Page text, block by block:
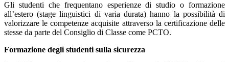
Gli studenti che frequentano esperienze di studio o formazione
all’estero (stage linguistici di varia durata) hanno la possibilità di
valorizzare le competenze acquisite attraverso la certificazione delle
stesse da parte del Consiglio di Classe come PCTO.
Formazione degli studenti sulla sicurezza